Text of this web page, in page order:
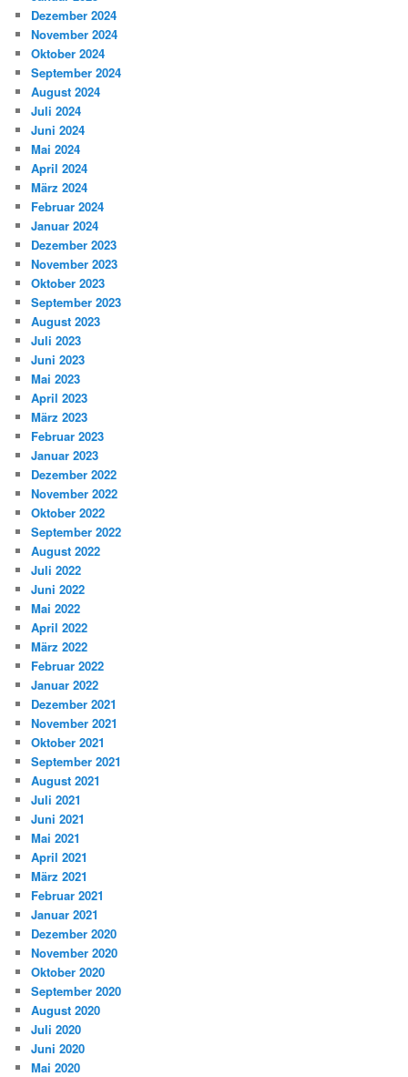
Dezember 2024
November 2024
Oktober 2024
September 2024
August 2024
Juli 2024
Juni 2024
Mai 2024
April 2024
März 2024
Februar 2024
Januar 2024
Dezember 2023
November 2023
Oktober 2023
September 2023
August 2023
Juli 2023
Juni 2023
Mai 2023
April 2023
März 2023
Februar 2023
Januar 2023
Dezember 2022
November 2022
Oktober 2022
September 2022
August 2022
Juli 2022
Juni 2022
Mai 2022
April 2022
März 2022
Februar 2022
Januar 2022
Dezember 2021
November 2021
Oktober 2021
September 2021
August 2021
Juli 2021
Juni 2021
Mai 2021
April 2021
März 2021
Februar 2021
Januar 2021
Dezember 2020
November 2020
Oktober 2020
September 2020
August 2020
Juli 2020
Juni 2020
Mai 2020